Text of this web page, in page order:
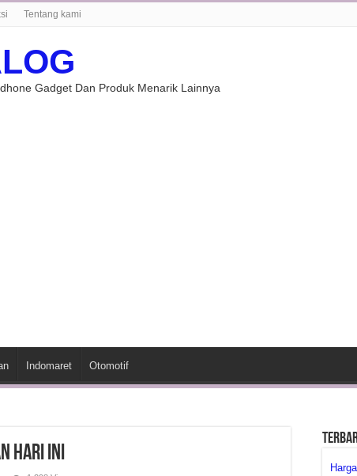
Tentang kami
Gadget Dan Produk Menarik Lainnya
Indomaret Otomotif
Hari Ini